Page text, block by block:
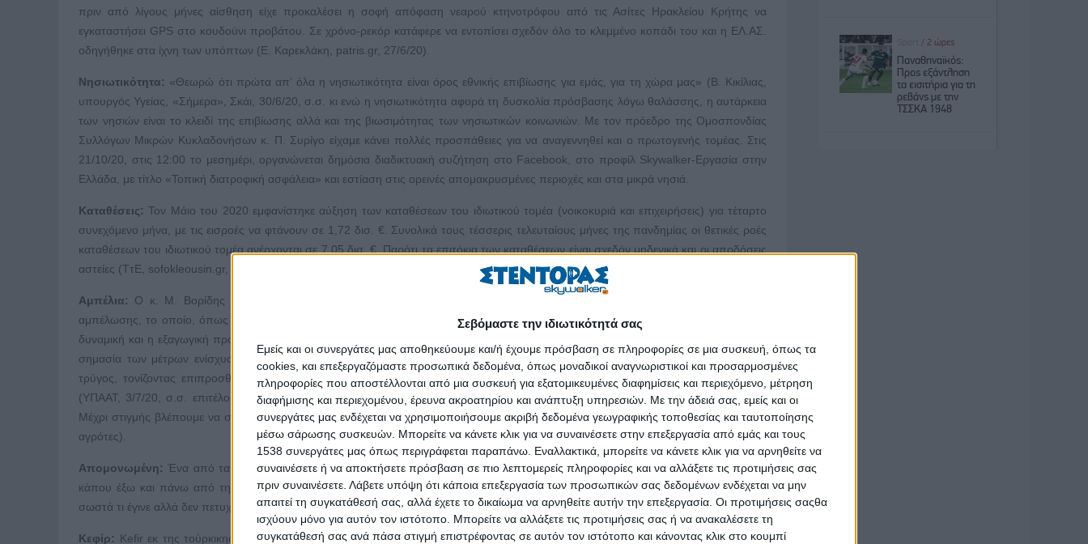
Σεβόμαστε την ιδιωτικότητά σας
Εμείς και οι συνεργάτες μας αποθηκεύουμε και/ή έχουμε πρόσβαση σε πληροφορίες σε μια συσκευή, όπως τα
cookies, και επεξεργαζόμαστε προσωπικά δεδομένα, όπως μοναδικοί αναγνωριστικοί και προσαρμοσμένες
πληροφορίες που αποστέλλονται από μια συσκευή για εξατομικευμένες διαφημίσεις και περιεχόμενο, μέτρηση
διαφήμισης και περιεχομένου, έρευνα ακροατηρίου και ανάπτυξη υπηρεσιών. Με την άδειά σας, εμείς και οι
συνεργάτες μας ενδέχεται να χρησιμοποιήσουμε ακριβή δεδομένα γεωγραφικής τοποθεσίας και ταυτοποίησης
μέσω σάρωσης συσκευών. Μπορείτε να κάνετε κλικ για να συναινέσετε στην επεξεργασία από εμάς και τους
1538 συνεργάτες μας όπως περιγράφεται παραπάνω. Εναλλακτικά, μπορείτε να κάνετε κλικ για να αρνηθείτε να
συναινέσετε ή να αποκτήσετε πρόσβαση σε πιο λεπτομερείς πληροφορίες και να αλλάξετε τις προτιμήσεις σας
πριν συναινέσετε. Λάβετε υπόψη ότι κάποια επεξεργασία των προσωπικών σας δεδομένων ενδέχεται να μην
απαιτεί τη συγκατάθεσή σας, αλλά έχετε το δικαίωμα να αρνηθείτε αυτήν την επεξεργασία. Οι προτιμήσεις σαςθα
ισχύουν μόνο για αυτόν τον ιστότοπο. Μπορείτε να αλλάξετε τις προτιμήσεις σας ή να ανακαλέσετε τη
συγκατάθεσή σας ανά πάσα στιγμή επιστρέφοντας σε αυτόν τον ιστότοπο και κάνοντας κλικ στο κουμπί
πριν από λίγους μήνες αίσθηση είχε προκαλέσει η σοφή απόφαση νεαρού κτηνοτρόφου από τις Ασίτες Ηρακλείου Κρήτης να
εγκαταστήσει GPS στο κουδούνι προβάτου. Σε χρόνο-ρεκόρ κατάφερε να εντοπίσει σχεδόν όλο το κλεμμένο κοπάδι του και η ΕΛ.ΑΣ.
οδηγήθηκε στα ίχνη των υπόπτων (Ε. Καρεκλάκη, patris.gr, 27/6/20).
Νησιωτικότητα: «Θεωρώ ότι πρώτα απ’ όλα η νησιωτικότητα είναι όρος εθνικής επιβίωσης για εμάς, για τη χώρα μας» (Β. Κικίλιας,
υπουργός Υγείας, «Σήμερα», Σκάι, 30/6/20, σ.σ. κι ενώ η νησιωτικότητα αφορά τη δυσκολία πρόσβασης λόγω θαλάσσης, η αυτάρκεια
των νησιών είναι το κλειδί της επιβίωσης αλλά και της βιωσιμότητας των νησιωτικών κοινωνιών. Με τον πρόεδρο της Ομοσπονδίας
Συλλόγων Μικρών Κυκλαδονήσων κ. Π. Συρίγο είχαμε κάνει πολλές προσπάθειες για να αναγεννηθεί και ο πρωτογενής τομέας. Στις
21/10/20, στις 12:00 το μεσημέρι, οργανώνεται δημόσια διαδικτυακή συζήτηση στο Facebook, στο προφίλ Skywalker-Εργασία στην
Ελλάδα, με τίτλο «Τοπική διατροφική ασφάλεια» και εστίαση στις ορεινές απομακρυσμένες περιοχές και στα μικρά νησιά.
Καταθέσεις: Τον Μάιο του 2020 εμφανίστηκε αύξηση των καταθέσεων του ιδιωτικού τομέα (νοικοκυριά και επιχειρήσεις) για τέταρτο
συνεχόμενο μήνα, με τις εισροές να φτάνουν σε 1,72 δισ. €. Συνολικά τους τέσσερις τελευταίους μήνες της πανδημίας οι θετικές ροές
καταθέσεων του ιδιωτικού τομέα ανέρχονται σε 7,05 δισ. €. Παρότι τα επιτόκια των καταθέσεων είναι σχεδόν μηδενικά και οι αποδόσεις
αστείες (ΤτΕ, sofokleousin.gr, 3/7/20).
Αμπέλια:
Ο κ. Μ. Βορίδης (ΥΠΑΑΤ) έκανε ιδιαίτερη μνεία στην αναγκαιότητα συγκρότησης ενός φιλόδοξου προγράμματος ανα-
αμπέλωσης, το οποίο, όπως είπε, θα ενταχθεί στο επόμενο Πρόγραμμα Αγροτικής Ανάπτυξης προκειμένου να αναδειχθεί η τεράστια
δυναμική και η εξαγωγική προοπτική του επιτραπέζιου σταφυλιού και της σταφίδας. Παράλληλα ο υπουργός επεσήμανε την ιδιαίτερη
σημασία των μέτρων ενίσχυσης που ελήφθησαν για τη στήριξη των οινοπαραγωγών, όπως η απόσταξη κρίσεως και ο πράσινος
τρύγος, τονίζοντας επιπροσθέτως ότι το υπουργείο στηρίζει τους οινοπαραγωγούς ώστε να στηριχθούν και οι αμπελοπαραγωγοί
(ΥΠΑΑΤ, 3/7/20, σ.σ. επιτέλους, είναι η πρώτη φορά που ξεκαθαρίζει ότι άλλο οι οινοποιοί και άλλο οι αγρότες αμπελοπαραγωγοί.
Μέχρι στιγμής βλέπουμε να στηρίζονται κυρίως οι οινοποιοί ώστε ίσως εμμέσως να στηριχθούν και οι αμπελουργοί. Πάντα χαμένοι οι
αγρότες).
Απομονωμένη: Ένα από τα συνηθέστερα σφάλματα του επιχειρείν είναι οι οικονομικές προβλέψεις in vitro σαν η οικονομία να είναι
κάπου έξω και πάνω από την πραγματική ζωή και όχι οργανικό μέρος της! (Νικολάου Α.Ε., 5/7/20, (σ.σ. ίσως γι’ αυτό ερμηνεύουν
σωστά τι έγινε αλλά δεν πετυχαίνουν σχεδόν ποτέ να προβλέψουν με ακρίβεια τι θα γίνει).
Κεφίρ: Kefir εκ της τούρκικης «keyif», που σημαίνει «ευχαρίστηση». Πλούσιο ρόφημα, γευστικό και θρεπτικό, με υπόξινη γεύση και